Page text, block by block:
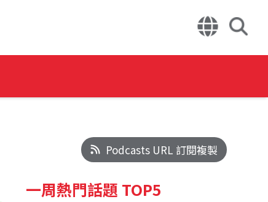
Podcasts URL 訂閱複製
一周熱門話題 TOP5